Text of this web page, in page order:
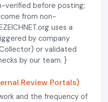
verified before posting;
from non-
uses a
by company
or validated
by our team. }
Review Portals)
and the frequency of